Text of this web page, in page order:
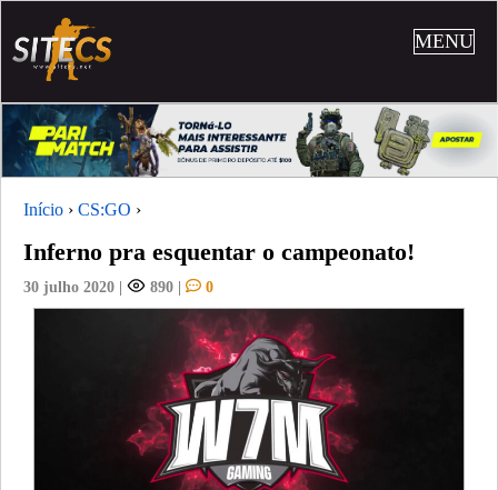
MENU
Início › CS:GO ›
Inferno pra esquentar o campeonato!
30 julho 2020 | 890 | 0